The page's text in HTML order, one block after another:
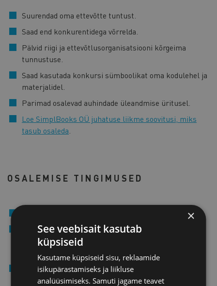
Suurendad oma ettevõtte tuntust.
Saad end konkurentidega võrrelda.
Pälvid riigi ja ettevõtlusorganisatsiooni kõrgeima
tunnustuse.
Saad kasutada konkursi sümboolikat oma kodulehel ja
materjalidel.
Parimad osalevad auhindade üleandmise üritusel.
Loe SimplBooks OÜ juhatuse liikme soovitusi, miks
tasub osaleda
OSALEMISE TINGIMUSED
Ettevõttel on esitatud 2021 ja 2022 majandusaasta
aruanded. 2022. aasta majandusaasta aruanne on
esitatud 2. juuliks 2022.
Konkursil ei saa osaleda üle 50% riigi osalusega
ettevõtted.
×
See veebisait kasutab
küpsiseid
Kasutame küpsiseid sisu, reklaamide
isikupärastamiseks ja liikluse
analüüsimiseks. Samuti jagame teavet